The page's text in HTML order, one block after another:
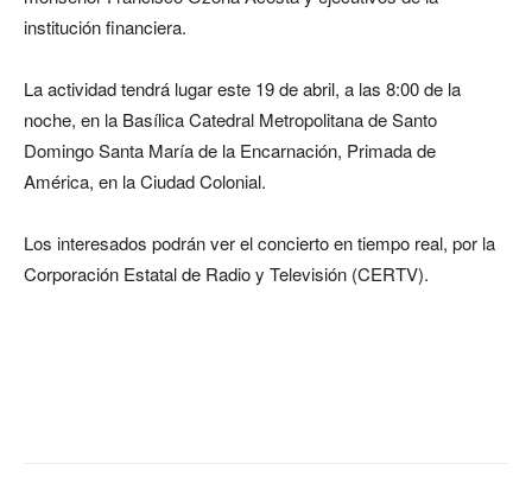
institución financiera.
La actividad tendrá lugar este 19 de abril, a las 8:00 de la
noche, en la Basílica Catedral Metropolitana de Santo
Domingo Santa María de la Encarnación, Primada de
América, en la Ciudad Colonial.
Los interesados podrán ver el concierto en tiempo real, por la
Corporación Estatal de Radio y Televisión (CERTV).